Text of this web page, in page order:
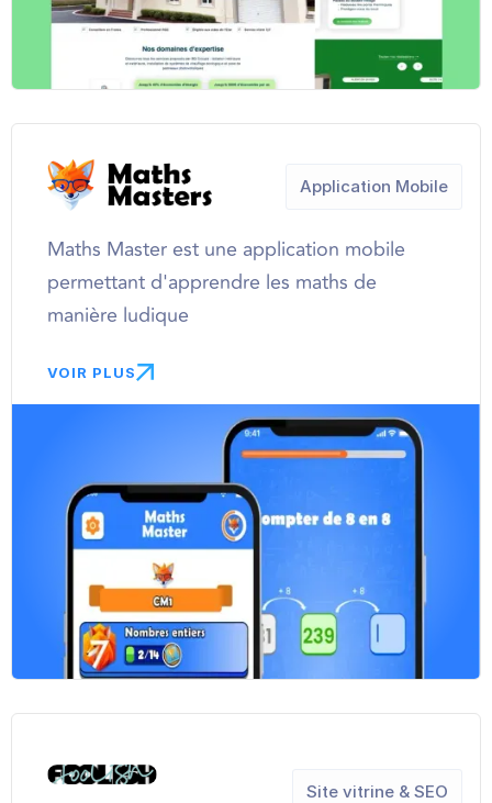
Maths Master est une application mobile
permettant d'apprendre les maths de
manière ludique
VOIR PLUS
Application Mobile
Site vitrine & SEO